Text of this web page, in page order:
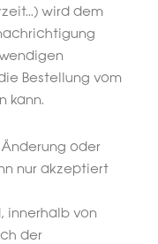
wird dem
Bestellung vom
kann.
oder
nur akzeptiert
innerhalb von
der